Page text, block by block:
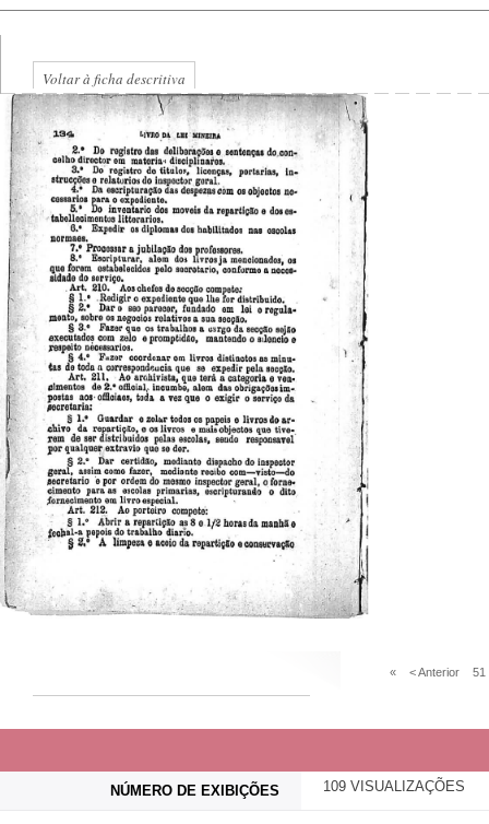
Voltar à ficha descritiva
« < Anterior 51
NÚMERO DE EXIBIÇÕES 109 VISUALIZAÇÕES